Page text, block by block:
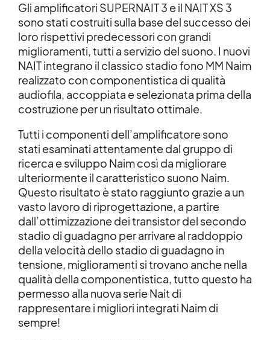
Gli amplificatori SUPERNAIT 3 e il NAIT XS 3
sono stati costruiti sulla base del successo dei
loro rispettivi predecessori con grandi
miglioramenti, tutti a servizio del suono. I nuovi
NAIT integrano il classico stadio fono MM Naim
realizzato con componentistica di qualità
audiofila, accoppiata e selezionata prima della
costruzione per un risultato ottimale.
Tutti i componenti dell’amplificatore sono
stati esaminati attentamente dal gruppo di
ricerca e sviluppo Naim così da migliorare
ulteriormente il caratteristico suono Naim.
Questo risultato è stato raggiunto grazie a un
vasto lavoro di riprogettazione, a partire
dall’ottimizzazione dei transistor del secondo
stadio di guadagno per arrivare al raddoppio
della velocità dello stadio di guadagno in
tensione, miglioramenti si trovano anche nella
qualità della componentistica, tutto questo ha
permesso alla nuova serie Nait di
rappresentare i migliori integrati Naim di
sempre!